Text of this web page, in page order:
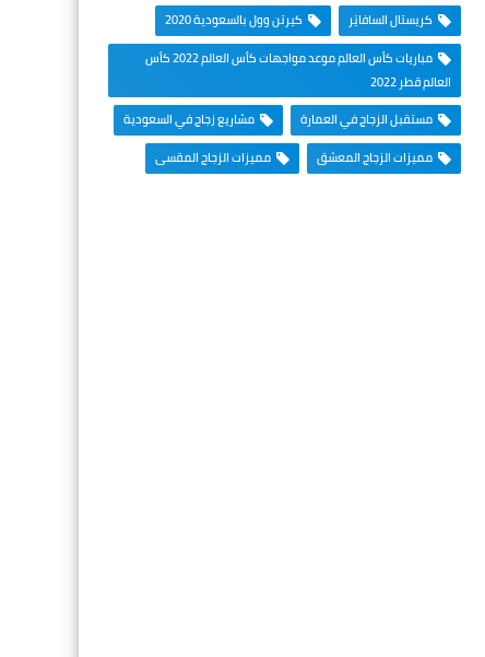
كريستال السافايَر
كيرتن وول بالسعودية 2020
مباريات كأس العالم موعد مواجهات كأس العالم 2022 كأس
العالم قطر 2022
مستقبل الزجاج في العمارة
مشاريع زجاج في السعودية
مميزات الزجاج المعشق
مميزات الزجاج المقسى